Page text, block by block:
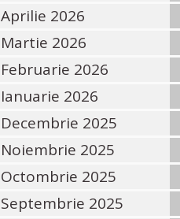
Aprilie 2026
Martie 2026
Februarie 2026
Ianuarie 2026
Decembrie 2025
Noiembrie 2025
Octombrie 2025
Septembrie 2025